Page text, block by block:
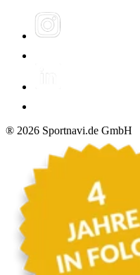
® 2026 Sportnavi.de GmbH